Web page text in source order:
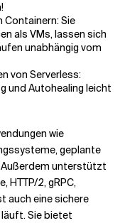
Containern: Sie
als VMs, lassen sich
unabhängig vom
von Serverless:
und Autohealing leicht
wie
geplante
Außerdem unterstützt
HTTP/2, gRPC,
auch eine sichere
Sie bietet